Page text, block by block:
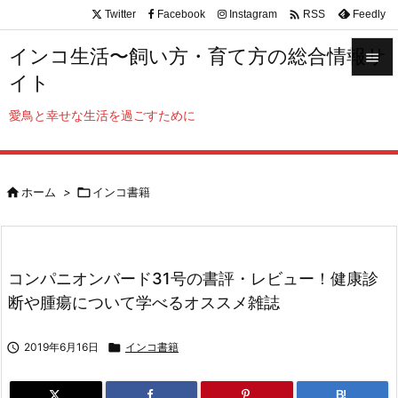
インコ生活〜飼い方・育て方の総合情報サ
イト
愛鳥と幸せな生活を過ごすために

サイド


Twitter Facebook Instagram  RSS Feedly
ホーム > インコ書籍
コンパニオンバード31号の書評・レビュー！健康診
断や腫瘍について学べるオススメ雑誌
 2019年6月16日  インコ書籍
B!